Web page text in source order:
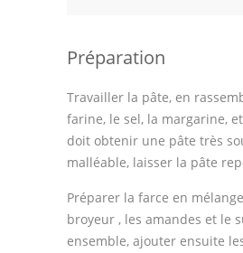
Leçons de cuisine
Fêtes Religieuses
Chefs
Thèmes
Préparation
Travailler la pâte, en
farine, le sel, la margarine,
doit obtenir une pâte très
malléable, laisser la pâte
Préparer la farce en
broyeur , les amandes et le
ensemble, ajouter ensuite